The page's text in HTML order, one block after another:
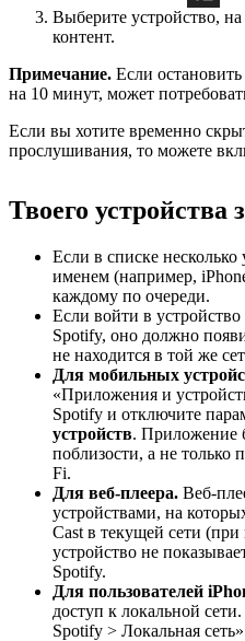
Выберите устройство,
контент.
Примечание. Если
на 10 минут, может
Если вы хотите временно
прослушивания, то можете
Твоего устройства
Если в списке
именем (например,
каждому по очереди.
Если войти в
Spotify, оно должно
не находится в той же
Для мобильных
«Приложения и
Spotify и отключите
устройств. Приложение
поблизости, а не
Fi.
Для веб-плеера. Веб-
устройствами, на
Cast в текущей сети
устройство не
Spotify.
Для пользователей
доступ к локальной
Spotify > Локальная